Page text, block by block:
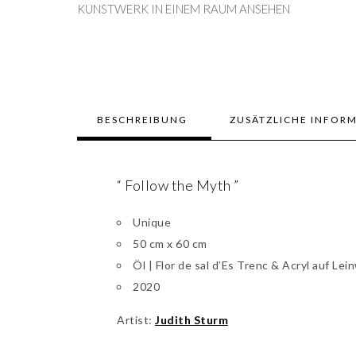
KUNSTWERK IN EINEM RAUM ANSEHEN
BESCHREIBUNG ZUSÄTZLICHE
“ Follow the Myth ”
Unique
50 cm x 60 cm
Öl | Flor de sal d’Es Trenc & Acryl auf
2020
Artist: Judith Sturm